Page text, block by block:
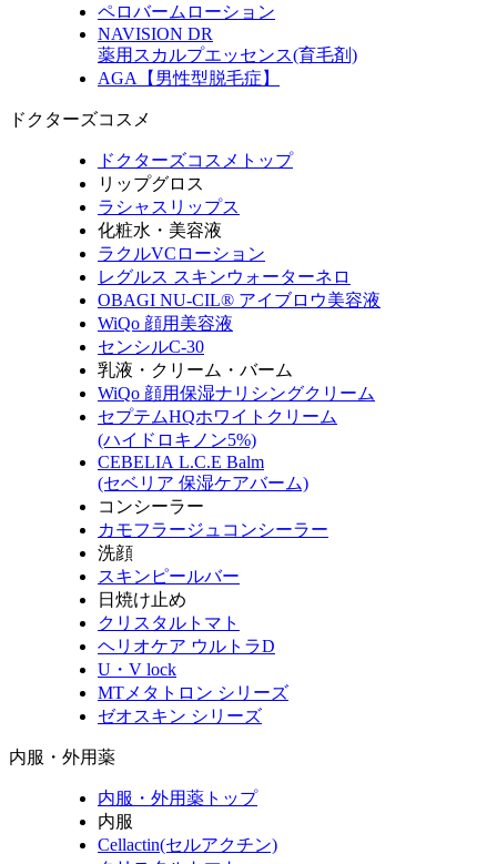
ペロバームローション
NAVISION DR
薬用スカルプエッセンス(育毛剤)
AGA【男性型脱毛症】
ドクターズコスメ
ドクターズコスメトップ
リップグロス
ラシャスリップス
化粧水・美容液
ラクルVCローション
レグルス スキンウォーターネロ
OBAGI NU-CIL® アイブロウ美容液
WiQo 顔用美容液
センシルC-30
乳液・クリーム・バーム
WiQo 顔用保湿ナリシングクリーム
セプテムHQホワイトクリーム
(ハイドロキノン5%)
CEBELIA L.C.E Balm
(セベリア 保湿ケアバーム)
コンシーラー
カモフラージュコンシーラー
洗顔
スキンピールバー
日焼け止め
クリスタルトマト
ヘリオケア ウルトラD
U・V lock
MTメタトロン シリーズ
ゼオスキン シリーズ
内服・外用薬
内服・外用薬トップ
内服
Cellactin(セルアクチン)